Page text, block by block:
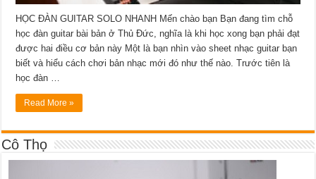
HỌC ĐÀN GUITAR SOLO NHANH Mến chào bạn Bạn đang tìm chỗ
học đàn guitar bài bản ở Thủ Đức, nghĩa là khi học xong bạn phải đạt
được hai điều cơ bản này Một là bạn nhìn vào sheet nhạc guitar bạn
biết và hiểu cách chơi bản nhạc mới đó như thế nào. Trước tiên là
học đàn …
Read More »
Cô Thọ